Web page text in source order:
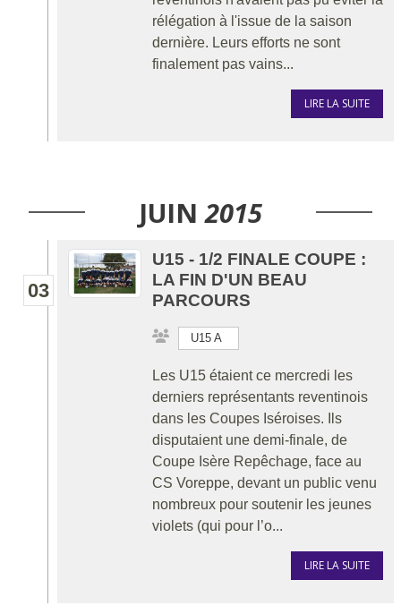
rélégation à l'issue de la saison
dernière. Leurs efforts ne sont
finalement pas vains...
LIRE LA SUITE
JUIN 2015
03
U15 - 1/2 FINALE COUPE :
LA FIN D'UN BEAU
PARCOURS
U15 A
Les U15 étaient ce mercredi les
derniers représentants reventinois
dans les Coupes Iséroises. Ils
disputaient une demi-finale, de
Coupe Isère Repêchage, face au
CS Voreppe, devant un public venu
nombreux pour soutenir les jeunes
violets (qui pour l’o...
LIRE LA SUITE